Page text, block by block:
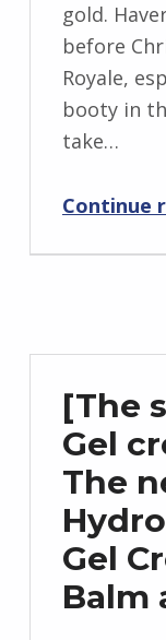
gold.
before
Royale,
booty in
take…
Continue
[The
Gel
The
Gel
Balm